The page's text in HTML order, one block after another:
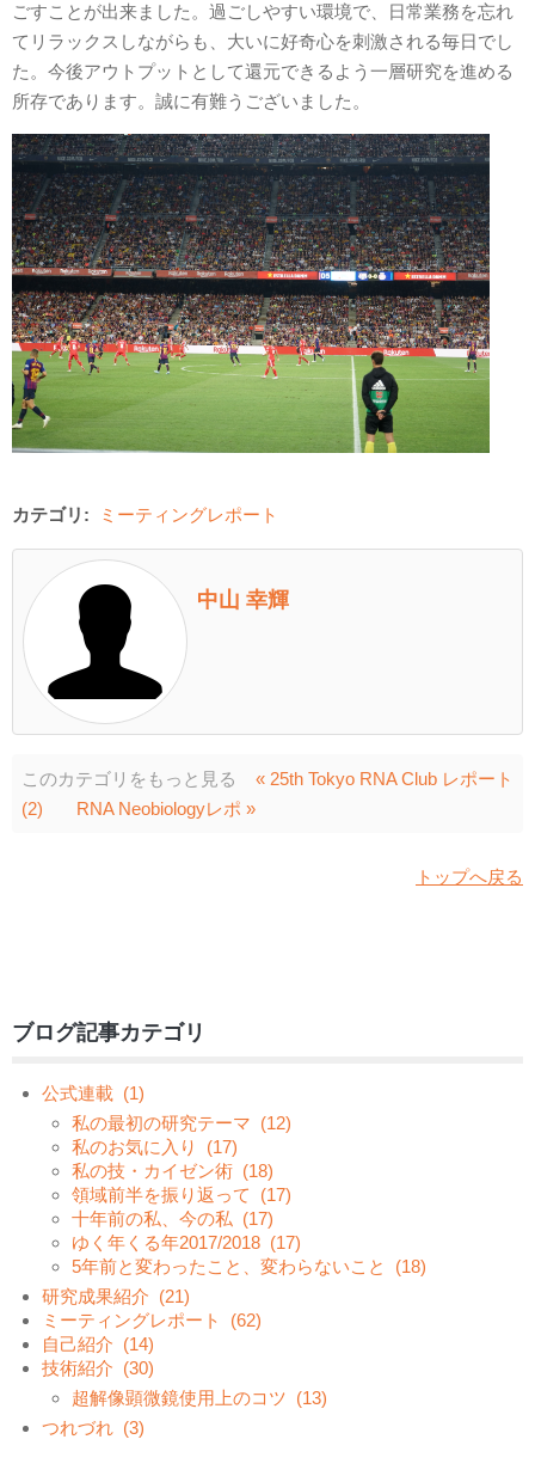
ごすことが出来ました。過ごしやすい環境で、日常業務を忘れ
てリラックスしながらも、大いに好奇心を刺激される毎日でし
た。今後アウトプットとして還元できるよう一層研究を進める
所存であります。誠に有難うございました。
カテゴリ: ミーティングレポート
中山 幸輝
このカテゴリをもっと見る
« 25th Tokyo RNA Club レポート
(2)
RNA Neobiologyレポ »
トップへ戻る
ブログ記事カテゴリ
公式連載 (1)
私の最初の研究テーマ (12)
私のお気に入り
(17)
私の技・カイゼン術 (18)
領域前半を振り返って
(17)
十年前の私、今の私 (17)
ゆく年くる年2017/2018 (17)
5年前と変わったこと、変わらないこと
(18)
研究成果紹介 (21)
ミーティングレポート
(62)
自己紹介 (14)
技術紹介 (30)
超解像顕微鏡使用上のコツ (13)
つれづれ (3)